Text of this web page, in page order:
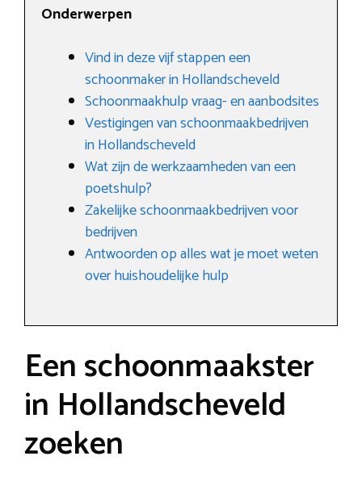
Onderwerpen
Vind in deze vijf stappen een
schoonmaker in Hollandscheveld
Schoonmaakhulp vraag- en aanbodsites
Vestigingen van schoonmaakbedrijven
in Hollandscheveld
Wat zijn de werkzaamheden van een
poetshulp?
Zakelijke schoonmaakbedrijven voor
bedrijven
Antwoorden op alles wat je moet weten
over huishoudelijke hulp
Een schoonmaakster
in Hollandscheveld
zoeken